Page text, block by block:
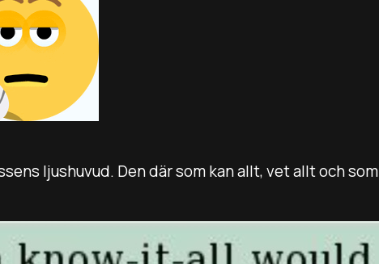
ljushuvud. Den där som kan allt, vet allt och som